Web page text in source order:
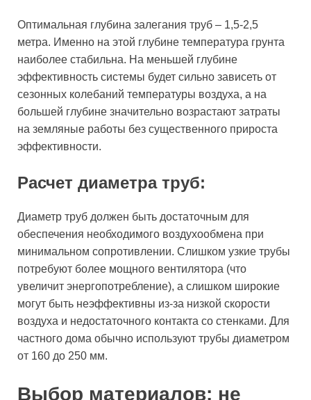
Оптимальная глубина залегания труб – 1,5-2,5
метра. Именно на этой глубине температура грунта
наиболее стабильна. На меньшей глубине
эффективность системы будет сильно зависеть от
сезонных колебаний температуры воздуха, а на
большей глубине значительно возрастают затраты
на земляные работы без существенного прироста
эффективности.
Расчет диаметра труб:
Диаметр труб должен быть достаточным для
обеспечения необходимого воздухообмена при
минимальном сопротивлении. Слишком узкие трубы
потребуют более мощного вентилятора (что
увеличит энергопотребление), а слишком широкие
могут быть неэффективны из-за низкой скорости
воздуха и недостаточного контакта со стенками. Для
частного дома обычно используют трубы диаметром
от 160 до 250 мм.
Выбор материалов: не